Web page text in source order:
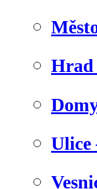
Hrad
Ulice